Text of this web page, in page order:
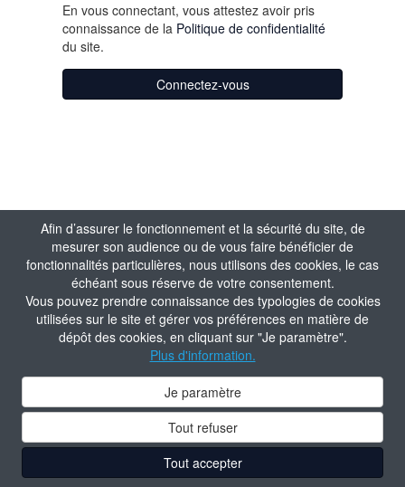
Afin d’assurer le fonctionnement et la sécurité du site, de
mesurer son audience ou de vous faire bénéficier de
fonctionnalités particulières, nous utilisons des cookies, le cas
échéant sous réserve de votre consentement.
Vous pouvez prendre connaissance des typologies de cookies
utilisées sur le site et gérer vos préférences en matière de
dépôt des cookies, en cliquant sur "Je paramètre".
Plus d'information.
Je paramètre
Tout refuser
Tout accepter
En vous connectant, vous attestez avoir pris
connaissance de la Politique de confidentialité
du site.
Connectez-vous